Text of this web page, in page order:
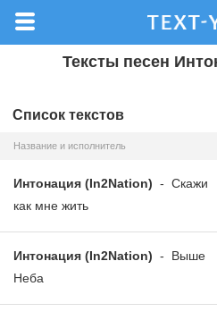
Тексты песен
Список текстов
Название и исполнитель
Интонация (In2Nation) - Скажи
как мне жить
Интонация (In2Nation) - Выше
Неба